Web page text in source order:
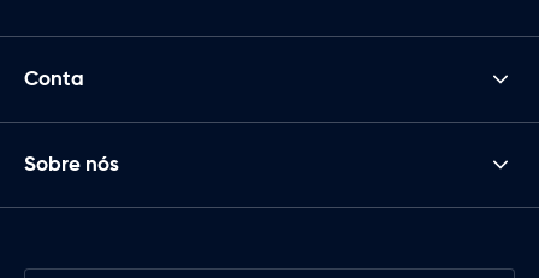
Conta
Sobre nós